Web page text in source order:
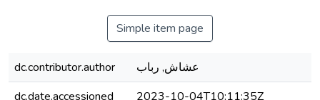
Simple item page
dc.contributor.author
عشاش, رباب
dc.date.accessioned
2023-10-04T10:11:35Z